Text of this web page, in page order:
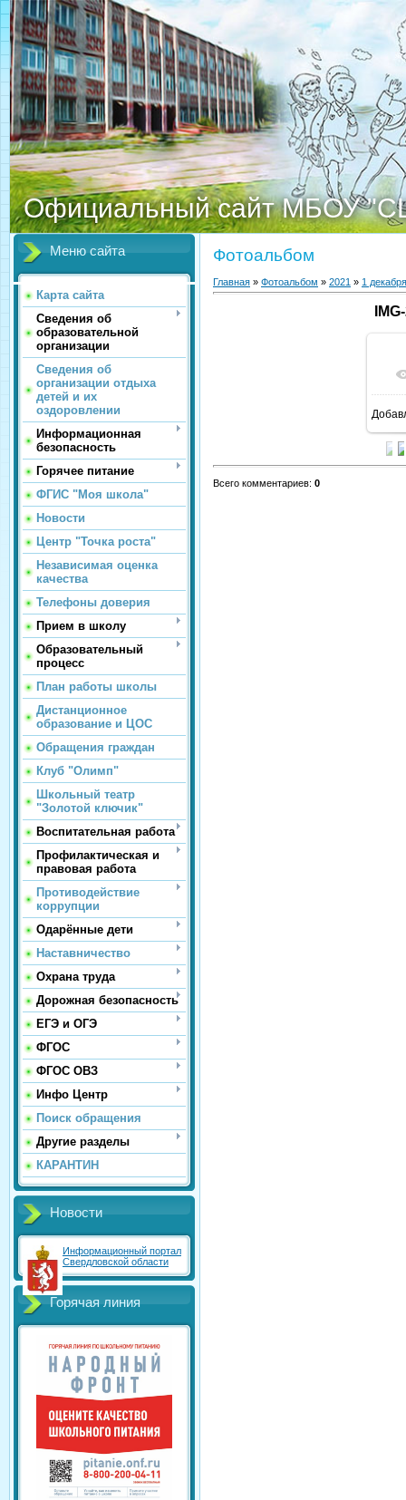
Официальный сайт МБОУ
Меню сайта
Карта сайта
Сведения об
образовательной
организации
Сведения об
организации отдыха
детей и их
оздоровлении
Информационная
безопасность
Горячее питание
ФГИС "Моя школа"
Новости
Центр "Точка роста"
Независимая оценка
качества
Телефоны доверия
Прием в школу
Образовательный
процесс
План работы школы
Дистанционное
образование и ЦОС
Обращения граждан
Клуб "Олимп"
Школьный театр
"Золотой ключик"
Воспитательная работа
Профилактическая и
правовая работа
Противодействие
коррупции
Одарённые дети
Наставничество
Охрана труда
Дорожная безопасность
ЕГЭ и ОГЭ
ФГОС
ФГОС ОВЗ
Инфо Центр
Поиск обращения
Другие разделы
КАРАНТИН
Новости
Информационный портал
Свердловской области
Горячая линия
Фотоальбом
Главная » Фотоальбом » 2021 » 1 декабря
Всего комментариев: 0